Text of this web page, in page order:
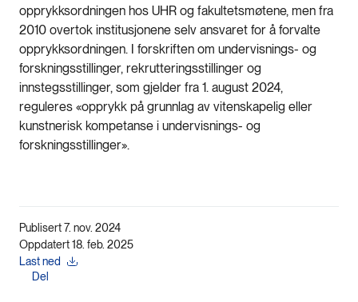
opprykksordningen hos UHR og fakultetsmøtene, men fra
2010 overtok institusjonene selv ansvaret for å forvalte
opprykksordningen. I forskriften om undervisnings- og
forskningsstillinger, rekrutteringsstillinger og
innstegsstillinger, som gjelder fra 1. august 2024,
reguleres «opprykk på grunnlag av vitenskapelig eller
kunstnerisk kompetanse i undervisnings- og
forskningsstillinger».
Publisert 7. nov. 2024
Oppdatert 18. feb. 2025
Last ned
Del